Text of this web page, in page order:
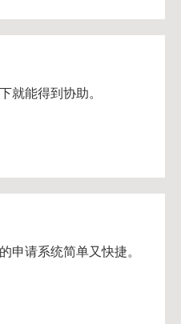
住房续约程序中可
视
就能得到协助。
申请系统简单又快捷。